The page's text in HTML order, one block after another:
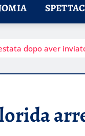
dopo aver